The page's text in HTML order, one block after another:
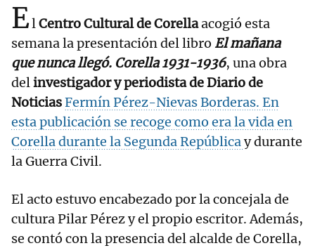
ElCentro Cultural de Corellaacogió esta
semana la presentación del libro El mañana
que nunca llegó. Corella 1931-1936, una obra
delinvestigador y periodista de Diario de
NoticiasFermín Pérez-Nievas Borderas. En
esta publicación se recoge como era la vida en
Corella durante la Segunda Repúblicay durante
la Guerra Civil.
El acto estuvo encabezado por la concejala de
cultura Pilar Pérez y el propio escritor. Además,
se contó con la presencia del alcalde de Corella,